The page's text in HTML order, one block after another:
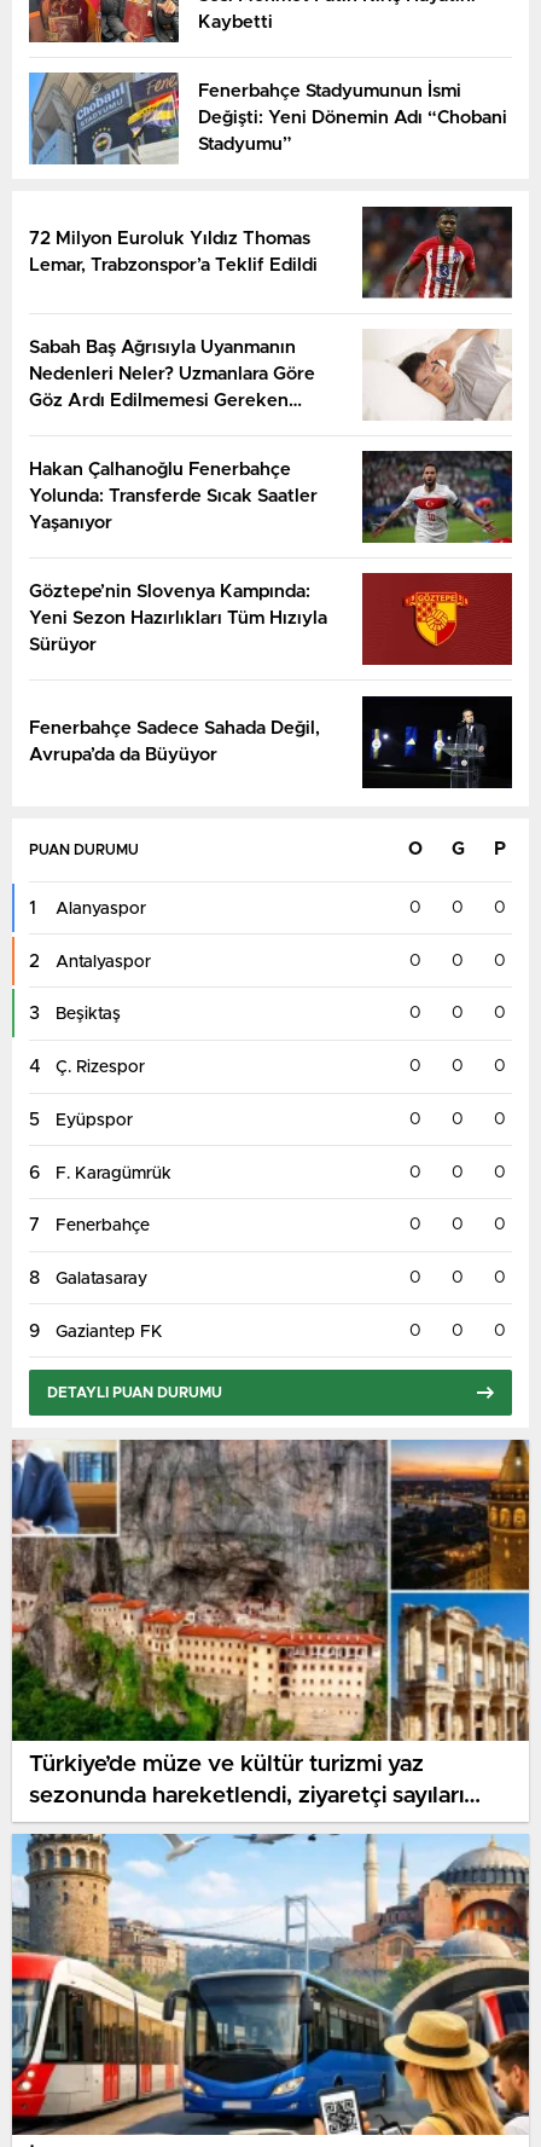
Kaybetti
Fenerbahçe Stadyumunun İsmi
Değişti: Yeni Dönemin Adı “Chobani
Stadyumu”
72 Milyon Euroluk Yıldız Thomas
Lemar, Trabzonspor’a Teklif Edildi
Sabah Baş Ağrısıyla Uyanmanın
Nedenleri Neler? Uzmanlara Göre
Göz Ardı Edilmemesi Gereken
Hakan Çalhanoğlu Fenerbahçe
Yolunda: Transferde Sıcak Saatler
Yaşanıyor
Göztepe’nin Slovenya Kampında:
Yeni Sezon Hazırlıkları Tüm Hızıyla
Sürüyor
Fenerbahçe Sadece Sahada Değil,
Avrupa’da da Büyüyor
PUAN DURUMU O G P
1 Alanyaspor 0 0 0
2 Antalyaspor 0 0 0
3 Beşiktaş 0 0 0
4 Ç. Rizespor 0 0 0
5 Eyüpspor 0 0 0
6 F. Karagümrük 0 0 0
7 Fenerbahçe 0 0 0
8 Galatasaray 0 0 0
9 Gaziantep FK 0 0 0
DETAYLI PUAN DURUMU
Türkiye’de müze ve kültür turizmi yaz
sezonunda hareketlendi, ziyaretçi sayıları
artış gösteriyor